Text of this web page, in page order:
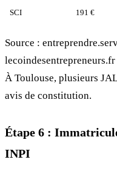
SCI 191 €
Source :
À Toulouse, plusieurs
avis de constitution.
Étape 6 :
INPI